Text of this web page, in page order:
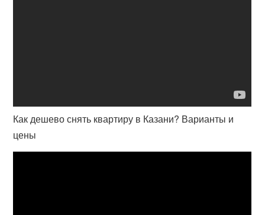
Как дешево снять квартиру в Казани? Варианты и
цены